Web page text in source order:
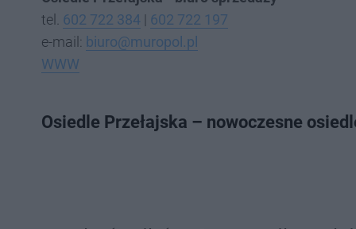
tel. 602 722 384
602 722 197
e-mail: biuro@muropol.pl
WWW
Osiedle Przełajska – nowoczesne